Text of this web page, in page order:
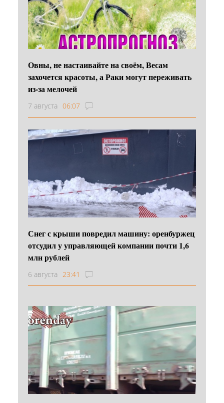
Овны, не настаивайте на своём, Весам
захочется красоты, а Раки могут переживать
из-за мелочей
7 августа 06:07
Снег с крыши повредил машину: оренбуржец
отсудил у управляющей компании почти 1,6
млн рублей
6 августа 23:41